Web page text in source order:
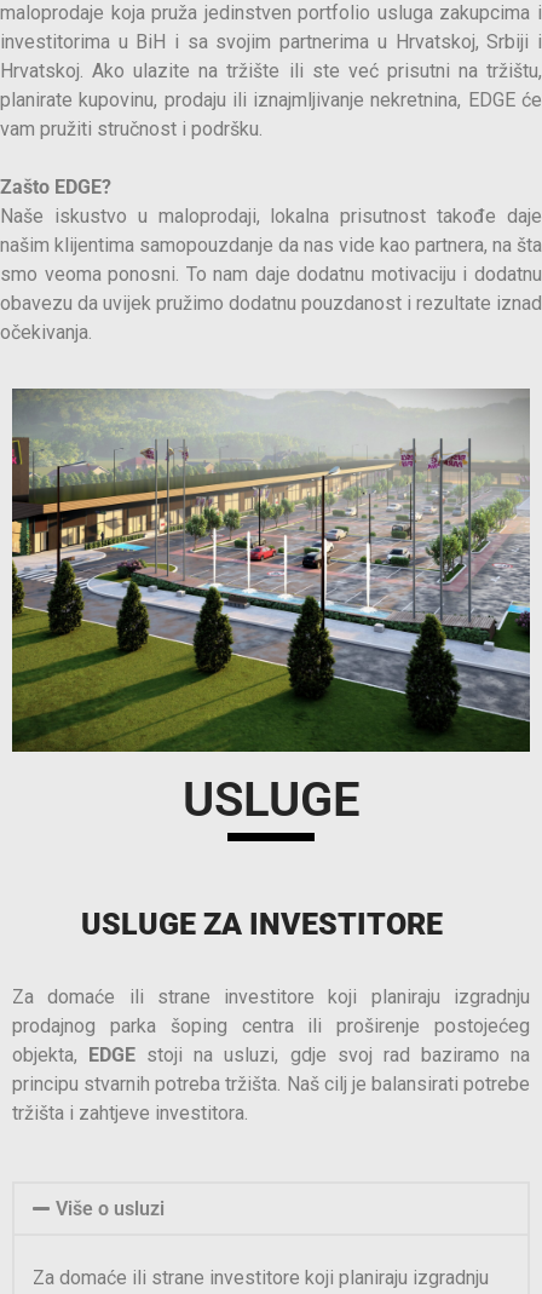
maloprodaje koja pruža jedinstven portfolio usluga zakupcima i
investitorima u BiH i sa svojim partnerima u Hrvatskoj, Srbiji i
Hrvatskoj. Ako ulazite na tržište ili ste već prisutni na tržištu,
planirate kupovinu, prodaju ili iznajmljivanje nekretnina, EDGE će
vam pružiti stručnost i podršku.
Zašto EDGE?
Naše iskustvo u maloprodaji, lokalna prisutnost takođe daje
našim klijentima samopouzdanje da nas vide kao partnera, na šta
smo veoma ponosni. To nam daje dodatnu motivaciju i dodatnu
obavezu da uvijek pružimo dodatnu pouzdanost i rezultate iznad
očekivanja.
USLUGE
USLUGE ZA INVESTITORE
Za domaće ili strane investitore koji planiraju izgradnju
prodajnog parka šoping centra ili proširenje postojećeg
objekta,
EDGE stoji na usluzi, gdje svoj rad baziramo na
principu stvarnih potreba tržišta. Naš cilj je balansirati potrebe
tržišta i zahtjeve investitora.
Više o usluzi
Za domaće ili strane investitore koji planiraju izgradnju